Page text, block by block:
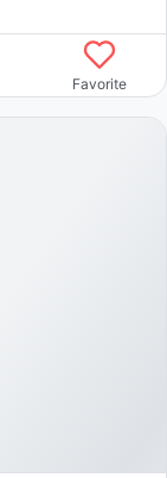
Favorite